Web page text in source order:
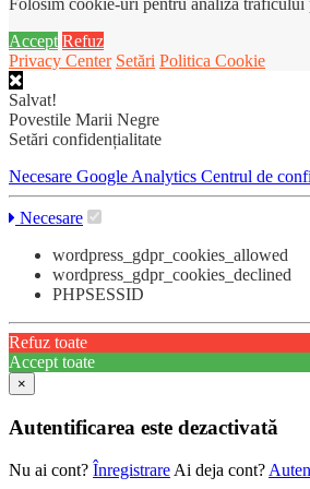
Folosim cookie-uri pentru analiza traficului
Accept Refuz
Privacy Center Setări Politica Cookie
Salvat!
Povestile Marii Negre
Setări confidențialitate
Necesare Google Analytics Centrul de
Necesare
wordpress_gdpr_cookies_allowed
wordpress_gdpr_cookies_declined
PHPSESSID
Refuz toate
Accept toate
×
Autentificarea este dezactivată
Nu ai cont? Înregistrare Ai deja cont?